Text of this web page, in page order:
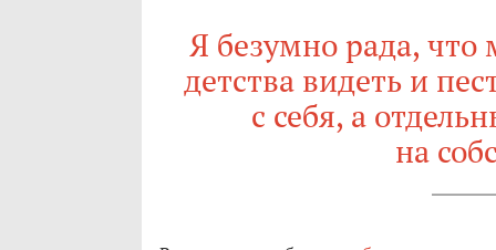
Я безумно рада, что
детства видеть и
с себя, а
на